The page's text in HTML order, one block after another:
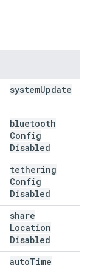
systemUpdate
bluetooth
Config
Disabled
tethering
Config
Disabled
share
Location
Disabled
autoTime